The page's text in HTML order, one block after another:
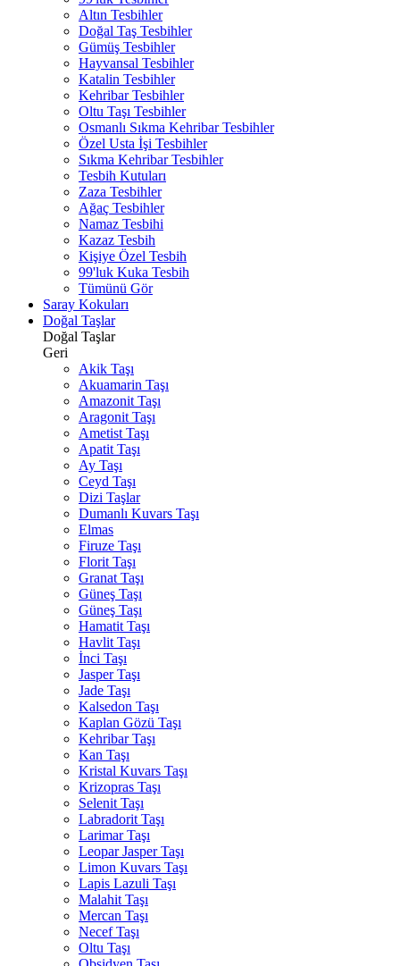
Altın Tesbihler
Doğal Taş Tesbihler
Gümüş Tesbihler
Hayvansal Tesbihler
Katalin Tesbihler
Kehribar Tesbihler
Oltu Taşı Tesbihler
Osmanlı Sıkma Kehribar Tesbihler
Özel Usta İşi Tesbihler
Sıkma Kehribar Tesbihler
Tesbih Kutuları
Zaza Tesbihler
Ağaç Tesbihler
Namaz Tesbihi
Kazaz Tesbih
Kişiye Özel Tesbih
99'luk Kuka Tesbih
Tümünü Gör
Saray Kokuları
Doğal Taşlar
Doğal Taşlar
Geri
Akik Taşı
Akuamarin Taşı
Amazonit Taşı
Aragonit Taşı
Ametist Taşı
Apatit Taşı
Ay Taşı
Ceyd Taşı
Dizi Taşlar
Dumanlı Kuvars Taşı
Elmas
Firuze Taşı
Florit Taşı
Granat Taşı
Güneş Taşı
Güneş Taşı
Hamatit Taşı
Havlit Taşı
İnci Taşı
Jasper Taşı
Jade Taşı
Kalsedon Taşı
Kaplan Gözü Taşı
Kehribar Taşı
Kan Taşı
Kristal Kuvars Taşı
Krizopras Taşı
Selenit Taşı
Labradorit Taşı
Larimar Taşı
Leopar Jasper Taşı
Limon Kuvars Taşı
Lapis Lazuli Taşı
Malahit Taşı
Mercan Taşı
Necef Taşı
Oltu Taşı